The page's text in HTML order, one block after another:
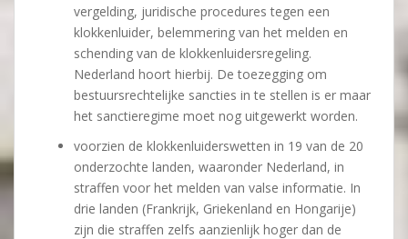
vergelding, juridische procedures tegen een
klokkenluider, belemmering van het melden en
schending van de klokkenluidersregeling.
Nederland hoort hierbij. De toezegging om
bestuursrechtelijke sancties in te stellen is er maar
het sanctieregime moet nog uitgewerkt worden.
voorzien de klokkenluiderswetten in 19 van de 20
onderzochte landen, waaronder Nederland, in
straffen voor het melden van valse informatie. In
drie landen (Frankrijk, Griekenland en Hongarije)
zijn die straffen zelfs aanzienlijk hoger dan de